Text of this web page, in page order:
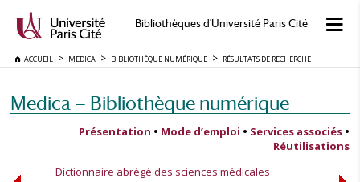
Bibliothèques d'Université Paris Cité
ACCUEIL MEDICA BIBLIOTHÈQUE NUMÉRIQUE RÉSULTATS DE RECHERCHE
Medica — Bibliothèque numérique
Présentation • Mode d’emploi • Services associés •
Réutilisations
Dictionnaire abrégé des sciences médicales